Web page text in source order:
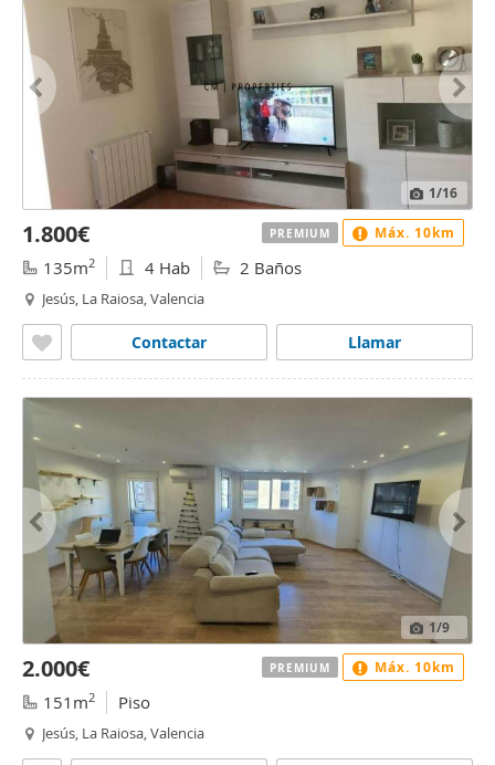
1/16
1.800€
135m2 4 Hab 2 Baños
Jesús, La Raiosa, Valencia
Llamar
Contactar
PREMIUM Máx. 10km
1/9
2.000€
151m2 Piso
Jesús, La Raiosa, Valencia
PREMIUM Máx. 10km